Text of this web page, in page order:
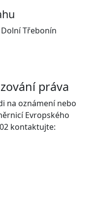
Třebonín
práva
na oznámení nebo
Evropského
kontaktujte: